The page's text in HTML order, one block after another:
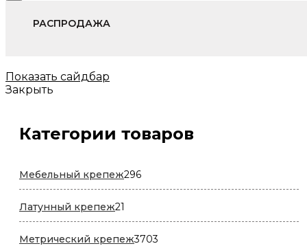
РАСПРОДАЖА
Показать сайдбар
Закрыть
Категории товаров
Мебельный крепеж296296
товаров
Латунный крепеж21
товар
Метрический крепеж3703